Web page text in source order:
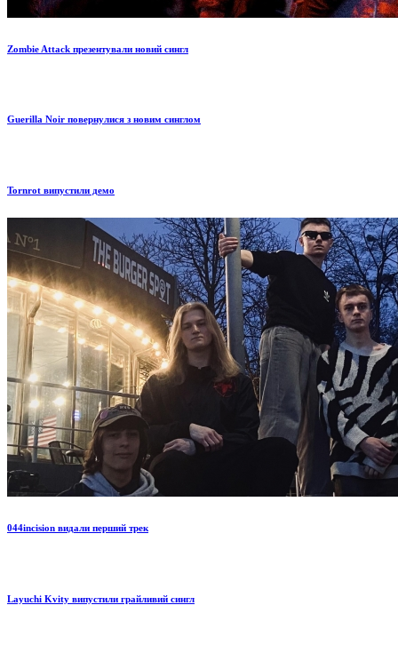
Zombie Attack презентували новий сингл
Guerilla Noir повернулися з новим синглом
Tornrot випустили демо
044incision видали перший трек
Layuchi Kvity випустили грайливий сингл